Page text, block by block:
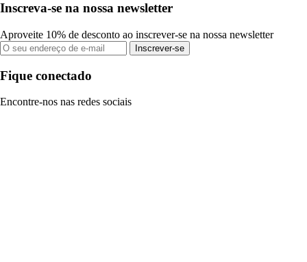
Inscreva-se na nossa newsletter
Aproveite 10% de desconto ao inscrever-se na nossa newsletter
Inscrever-se
Fique conectado
Encontre-nos nas redes sociais